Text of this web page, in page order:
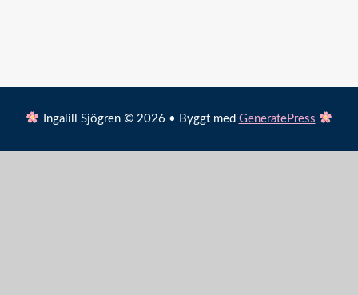
Ingalill Sjögren © 2026 • Byggt med GeneratePress